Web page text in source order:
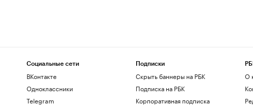
Социальные сети
ВКонтакте
Одноклассники
Telegram
Подписки
Скрыть баннеры на РБК
Подписка на РБК
Корпоративная подписка
О